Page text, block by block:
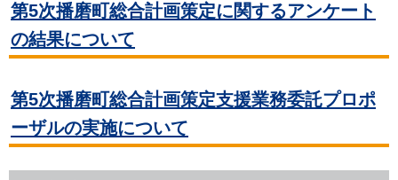
第5次播磨町総合計画策定に関するアンケート
の結果について
第5次播磨町総合計画策定支援業務委託プロポ
ーザルの実施について